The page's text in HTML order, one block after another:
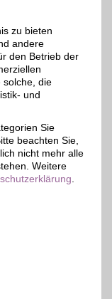
ist der
Ihnen ein
Netz zum
zu bieten
andere
den Betrieb der
solche, die
und
Sie
beachten Sie,
nicht mehr alle
Weitere